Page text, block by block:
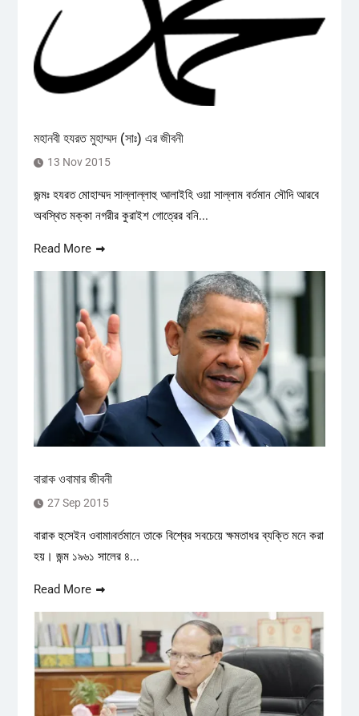
মহানবী হযরত মুহাম্মদ (সাঃ) এর জীবনী
13 Nov 2015
জন্মঃ হযরত মোহাম্মদ সাল্লাল্লাহু আলাইহি ওয়া সাল্লাম বর্তমান সৌদি আরবে
অবস্থিত মক্কা নগরীর কুরাইশ গোত্রের বনি...
Read More
বারাক ওবামার জীবনী
27 Sep 2015
বারাক হুসেইন ওবামা৷বর্তমানে তাকে বিশ্বের সবচেয়ে ক্ষমতাধর ব্যক্তি মনে করা
হয়। জন্ম ১৯৬১ সালের ৪...
Read More